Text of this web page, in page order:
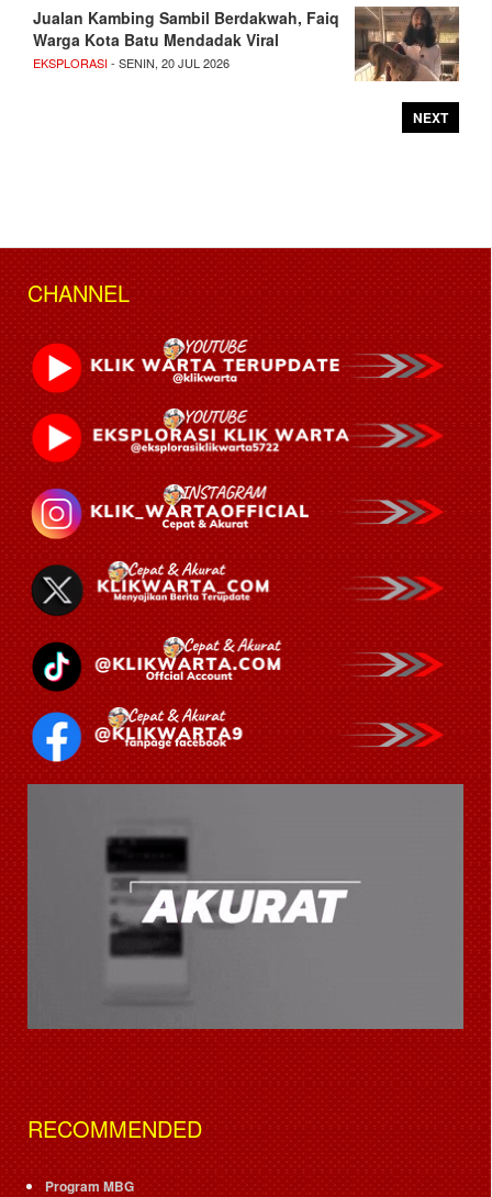
Jualan Kambing Sambil Berdakwah, Faiq
Warga Kota Batu Mendadak Viral
EKSPLORASI- SENIN, 20 JUL 2026
NEXT
CHANNEL
RECOMMENDED
Program MBG